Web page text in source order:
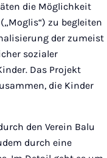
die Möglichkeit
zu begleiten
der zumeist
sozialer
Das Projekt
die Kinder
den Verein Balu
durch eine